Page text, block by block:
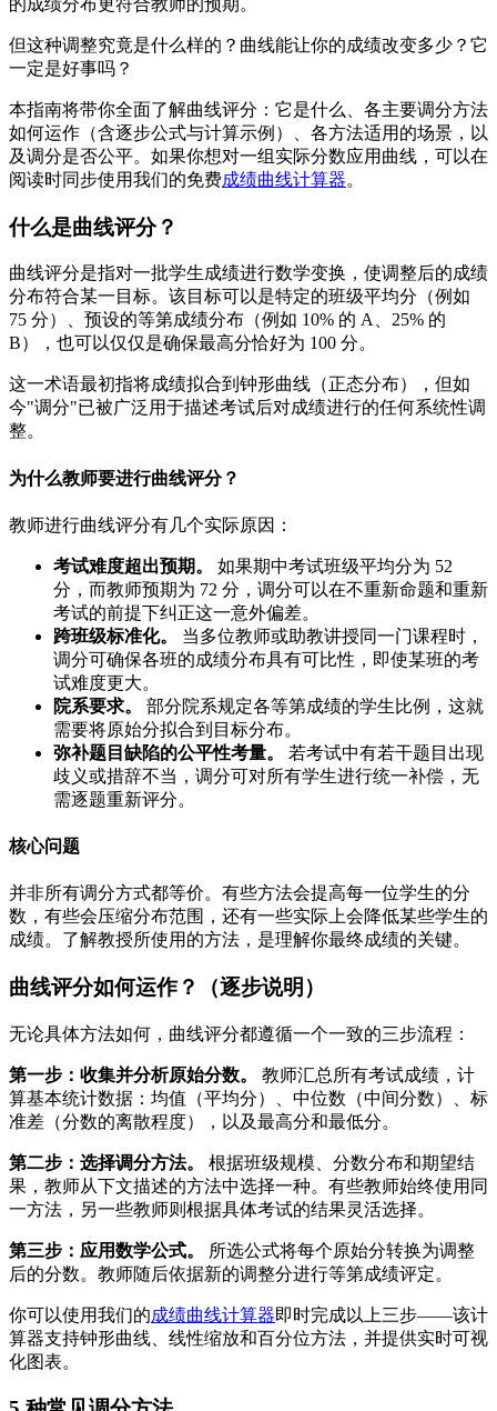
但这种调整究竟是什么样的？曲线能让你的成绩改变多少？它
一定是好事吗？
本指南将带你全面了解曲线评分：它是什么、各主要调分方法
如何运作（含逐步公式与计算示例）、各方法适用的场景，以
及调分是否公平。如果你想对一组实际分数应用曲线，可以在
阅读时同步使用我们的免费成绩曲线计算器。
什么是曲线评分？
曲线评分是指对一批学生成绩进行数学变换，使调整后的成绩
分布符合某一目标。该目标可以是特定的班级平均分（例如
75 分）、预设的等第成绩分布（例如 10% 的 A、25% 的
B），也可以仅仅是确保最高分恰好为 100 分。
这一术语最初指将成绩拟合到钟形曲线（正态分布），但如
今"调分"已被广泛用于描述考试后对成绩进行的任何系统性调
整。
为什么教师要进行曲线评分？
教师进行曲线评分有几个实际原因：
考试难度超出预期。
如果期中考试班级平均分为 52
分，而教师预期为 72 分，调分可以在不重新命题和重新
考试的前提下纠正这一意外偏差。
跨班级标准化。
当多位教师或助教讲授同一门课程时，
调分可确保各班的成绩分布具有可比性，即使某班的考
试难度更大。
院系要求。
部分院系规定各等第成绩的学生比例，这就
需要将原始分拟合到目标分布。
弥补题目缺陷的公平性考量。
若考试中有若干题目出现
歧义或措辞不当，调分可对所有学生进行统一补偿，无
需逐题重新评分。
核心问题
并非所有调分方式都等价。有些方法会提高每一位学生的分
数，有些会压缩分布范围，还有一些实际上会降低某些学生的
成绩。了解教授所使用的方法，是理解你最终成绩的关键。
曲线评分如何运作？（逐步说明）
无论具体方法如何，曲线评分都遵循一个一致的三步流程：
第一步：收集并分析原始分数。
教师汇总所有考试成绩，计
算基本统计数据：均值（平均分）、中位数（中间分数）、标
准差（分数的离散程度），以及最高分和最低分。
第二步：选择调分方法。
根据班级规模、分数分布和期望结
果，教师从下文描述的方法中选择一种。有些教师始终使用同
一方法，另一些教师则根据具体考试的结果灵活选择。
第三步：应用数学公式。
所选公式将每个原始分转换为调整
后的分数。教师随后依据新的调整分进行等第成绩评定。
你可以使用我们的成绩曲线计算器即时完成以上三步——该计
算器支持钟形曲线、线性缩放和百分位方法，并提供实时可视
化图表。